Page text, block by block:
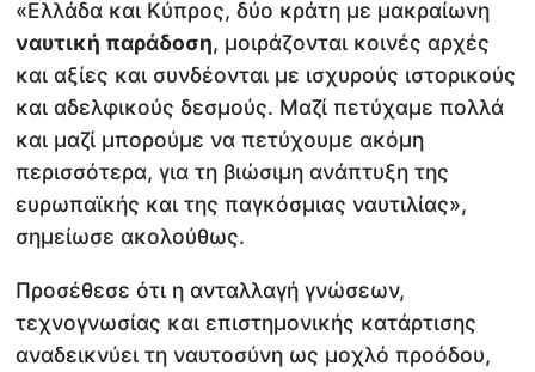
«Ελλάδα και Κύπρος, δύο κράτη με μακραίωνη
ναυτική παράδοση, μοιράζονται κοινές αρχές
και αξίες και συνδέονται με ισχυρούς ιστορικούς
και αδελφικούς δεσμούς. Μαζί πετύχαμε πολλά
και μαζί μπορούμε να πετύχουμε ακόμη
περισσότερα, για τη βιώσιμη ανάπτυξη της
ευρωπαϊκής και της παγκόσμιας ναυτιλίας»,
σημείωσε ακολούθως.
Προσέθεσε ότι η ανταλλαγή γνώσεων,
τεχνογνωσίας και επιστημονικής κατάρτισης
αναδεικνύει τη ναυτοσύνη ως μοχλό προόδου,